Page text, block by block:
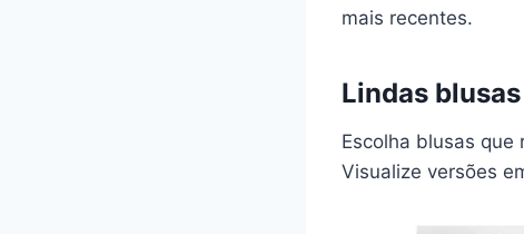
mais recentes.
Lindas
Escolha blusas
Visualize versões